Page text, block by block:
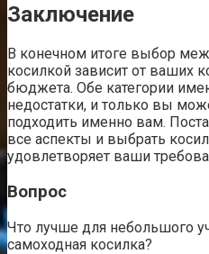
Заключение
В конечном итоге выбор
косилкой зависит от ваших
бюджета. Обе категории
недостатки, и только вы
подходить именно вам.
все аспекты и выбрать
удовлетворяет ваши
Вопрос
Что лучше для небольшого
самоходная косилка?